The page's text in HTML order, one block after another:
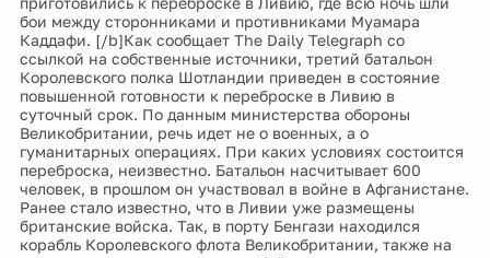
бои между сторонниками и противниками Муамара
Каддафи. [/b]Как сообщает The Daily Telegraph со
ссылкой на собственные источники, третий батальон
Королевского полка Шотландии приведен в состояние
повышенной готовности к переброске в Ливию в
суточный срок. По данным министерства обороны
Великобритании, речь идет не о военных, а о
гуманитарных операциях. При каких условиях состоится
переброска, неизвестно. Батальон насчитывает 600
человек, в прошлом он участвовал в войне в Афганистане.
Ранее стало известно, что в Ливии уже размещены
британские войска. Так, в порту Бенгази находился
корабль Королевского флота Великобритании, также на